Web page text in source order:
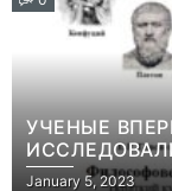
УЧЕНЫЕ
СВЫШЕ
January 5, 2023